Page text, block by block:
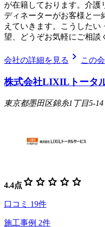
が在籍しております。介護
ディネーターがお客様と一
えていきます。こうした
望、どうぞお気軽にご相談
会社の詳細を見る chevron_right この
株式会社LIXILトータ
東京都墨田区錦糸1丁目5-14
4.4点 star star star star star
口コミ 19件
施工事例 2件